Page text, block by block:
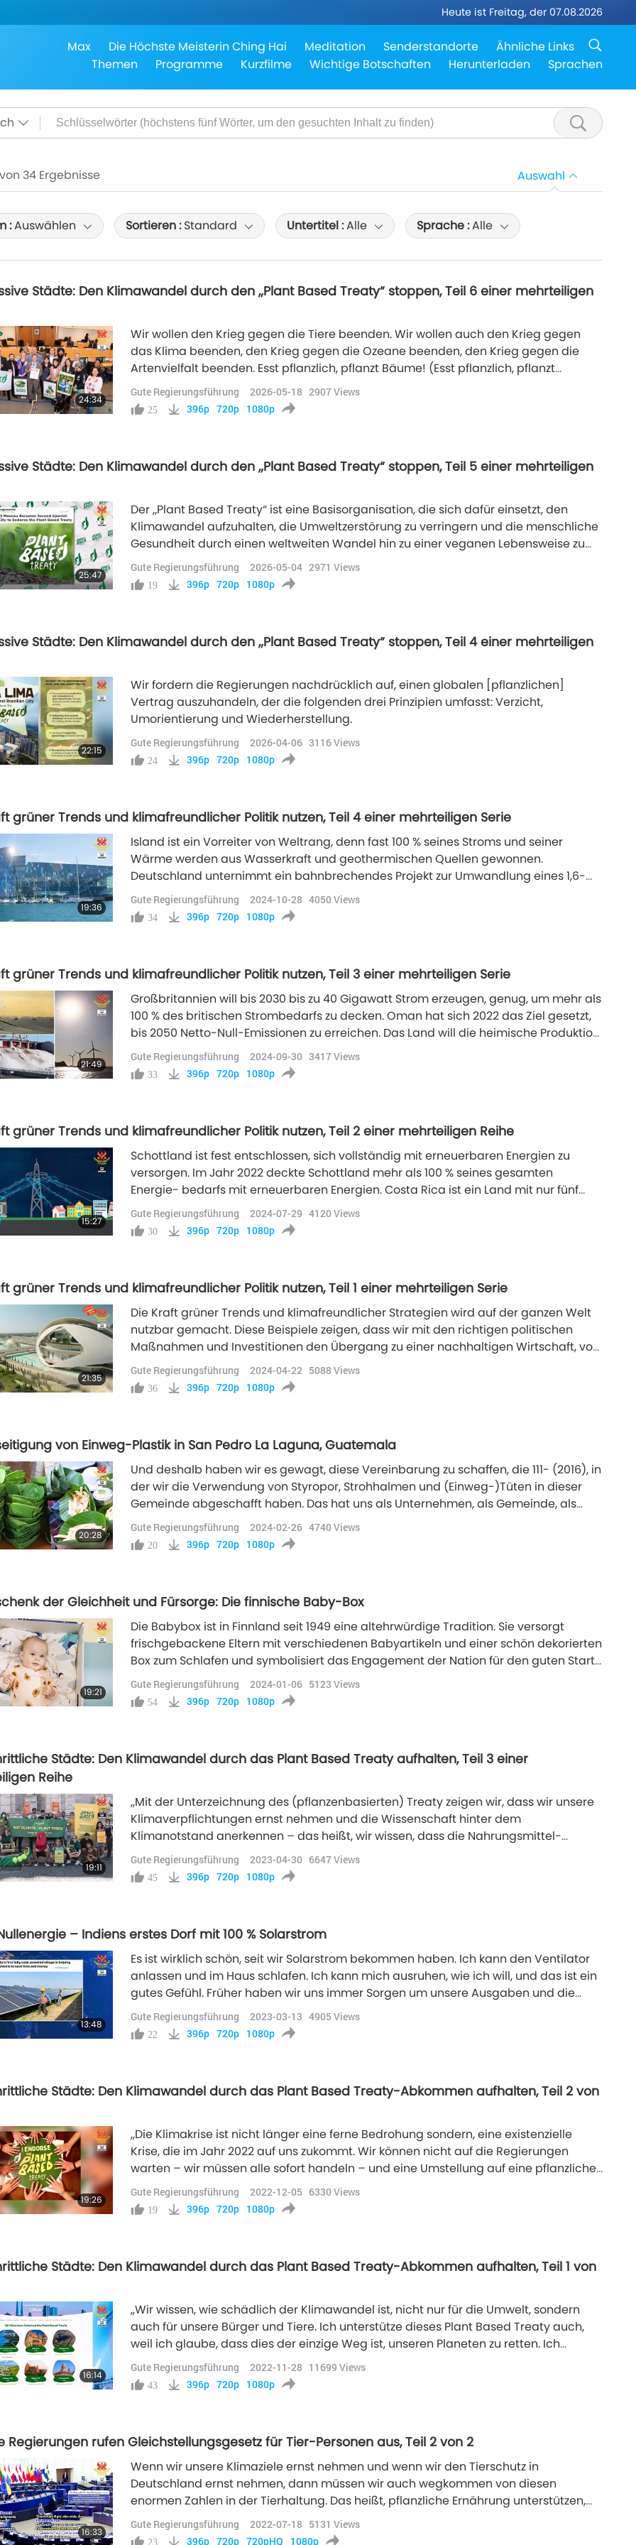
Heute ist Freitag, der 07.08.2026
Max Die Höchste Meisterin Ching Hai Meditation Senderstandorte
Ähnliche Links
Themen
Programme Kurzfilme Wichtige Botschaften Herunterladen Sprachen
34 Ergebnisse Auswahl
:Auswählen Sortieren :Standard Untertitel :Alle Sprache :Alle
Städte: Den Klimawandel durch den „Plant Based Treaty“ stoppen, Teil 6 einer mehrteiligen
24:34
Wir wollen den Krieg gegen die Tiere beenden. Wir wollen auch den Krieg gegen
das Klima beenden, den Krieg gegen die Ozeane beenden, den Krieg gegen die
Artenvielfalt beenden. Esst pflanzlich, pflanzt Bäume! (Esst pflanzlich, pflanzt
Bäume!) Unterstützt den „Plant-Based Treaty“! (Unterstützt den „Plant-Based
Treaty“!)
Gute Regierungsführung 2026-05-18 2907Views
25 396p 720p 1080p
Städte: Den Klimawandel durch den „Plant Based Treaty“ stoppen, Teil 5 einer mehrteiligen
25:47
Der „Plant Based Treaty“ ist eine Basisorganisation, die sich dafür einsetzt, den
Klimawandel aufzuhalten, die Umweltzerstörung zu verringern und die menschliche
Gesundheit durch einen weltweiten Wandel hin zu einer veganen Lebensweise zu
verbessern. Der „Plant Based Treaty“ mit dem Motto „Iss Pflanzen. pflanze Bäume.“
hat rasch internationale Unterstützung gewonnen und wird mittlerweile von viele
Gute Regierungsführung 2026-05-04 2971 Views
19 396p 720p 1080p
Städte: Den Klimawandel durch den „Plant Based Treaty“ stoppen, Teil 4 einer mehrteiligen
22:15
Wir fordern die Regierungen nachdrücklich auf, einen globalen [pflanzlichen]
Vertrag auszuhandeln, der die folgenden drei Prinzipien umfasst: Verzicht,
Umorientierung und Wiederherstellung.
Gute Regierungsführung 2026-04-06 3116Views
24 396p 720p 1080p
grüner Trends und klimafreundlicher Politik nutzen, Teil 4 einer mehrteiligen Serie
19:36
Island ist ein Vorreiter von Weltrang, denn fast 100 % seines Stroms und seiner
Wärme werden aus Wasserkraft und geothermischen Quellen gewonnen.
Deutschland unternimmt ein bahnbrechendes Projekt zur Umwandlung eines 1,6-
GW- Kohlekraftwerks in Norddeutschland in ein grünes Wasserstoffzentrum.
Gute Regierungsführung 2024-10-28 4050Views
34 396p 720p 1080p
grüner Trends und klimafreundlicher Politik nutzen, Teil 3 einer mehrteiligen Serie
21:49
Großbritannien will bis 2030 bis zu 40 Gigawatt Strom erzeugen, genug, um mehr als
100 % des britischen Strombedarfs zu decken. Oman hat sich 2022 das Ziel gesetzt,
bis 2050 Netto-Null-Emissionen zu erreichen. Das Land will die heimische Produktion
von Wasserstoff aus erneuerbarer Elektrizität erheblich steigern.
Gute Regierungsführung 2024-09-30 3417Views
33 396p 720p 1080p
grüner Trends und klimafreundlicher Politik nutzen, Teil 2 einer mehrteiligen Reihe
15:27
Schottland ist fest entschlossen, sich vollständig mit erneuerbaren Energien zu
versorgen. Im Jahr 2022 deckte Schottland mehr als 100 % seines gesamten
Energie- bedarfs mit erneuerbaren Energien. Costa Rica ist ein Land mit nur fünf
Millionen Einwohnern, aber es engagiert sich stark für die Umwelt und das
Wohlergehen seiner Bürger. Im Jahr 2022 produzierte es schon seit über acht Jahren
in Folge
Gute Regierungsführung 2024-07-29 4120Views
30 396p 720p 1080p
grüner Trends und klimafreundlicher Politik nutzen, Teil 1 einer mehrteiligen Serie
21:35
Die Kraft grüner Trends und klimafreundlicher Strategien wird auf der ganzen Welt
nutzbar gemacht. Diese Beispiele zeigen, dass wir mit den richtigen politischen
Maßnahmen und Investitionen den Übergang zu einer nachhaltigen Wirtschaft, von
der alle profitieren, schaffen können.
Gute Regierungsführung 2024-04-22 5088 Views
36 396p 720p 1080p
von Einweg-Plastik in San Pedro La Laguna, Guatemala
20:28
Und deshalb haben wir es gewagt, diese Vereinbarung zu schaffen, die 111- (2016), in
der wir die Verwendung von Styropor, Strohhalmen und (Einweg-)Tüten in dieser
Gemeinde abgeschafft haben. Das hat uns als Unternehmen, als Gemeinde, als
Team sehr zufriedengestellt.
Gute Regierungsführung 2024-02-26 4740Views
20 396p 720p 1080p
der Gleichheit und Fürsorge: Die finnische Baby-Box
19:21
Die Babybox ist in Finnland seit 1949 eine altehrwürdige Tradition. Sie versorgt
frischgebackene Eltern mit verschiedenen Babyartikeln und einer schön dekorierten
Box zum Schlafen und symbolisiert das Engagement der Nation für den guten Start
eines jeden Kindes ins Leben.
Gute Regierungsführung 2024-01-06 5123 Views
54 396p 720p 1080p
Städte: Den Klimawandel durch das Plant Based Treaty aufhalten, Teil 3 einer
Reihe
19:11
,,Mit der Unterzeichnung des (pflanzenbasierten) Treaty zeigen wir, dass wir unsere
Klimaverpflichtungen ernst nehmen und die Wissenschaft hinter dem
Klimanotstand anerkennen – das heißt, wir wissen, dass die Nahrungsmittel-
systeme die wesentlichen Treiber der Emissionen sind und dass pflanzliche
Lebensmittel ein Teil der Lösung zur Bekämpfung des Klimawandels sein müssen."
Gute Regierungsführung 2023-04-30 6647Views
45 396p 720p 1080p
– Indiens erstes Dorf mit 100 % Solarstrom
13:48
Es ist wirklich schön, seit wir Solarstrom bekommen haben. Ich kann den Ventilator
anlassen und im Haus schlafen. Ich kann mich ausruhen, wie ich will, und das ist ein
gutes Gefühl. Früher haben wir uns immer Sorgen um unsere Ausgaben und die
Stromrechnung gemacht, aber diese Anspannung ist jetzt vorbei.
Gute Regierungsführung 2023-03-13 4905 Views
22 396p 720p 1080p
Städte: Den Klimawandel durch das Plant Based Treaty-Abkommen aufhalten, Teil 2 von
19:26
,,Die Klimakrise ist nicht länger eine ferne Bedrohung sondern, eine existenzielle
Krise, die im Jahr 2022 auf uns zukommt. Wir können nicht auf die Regierungen
warten – wir müssen alle sofort handeln – und eine Umstellung auf eine pflanzliche
Ernährung ist das Wirkungs- vollste, was jeder Einzelne tun kann, um die ernste
Situation, mit der wir konfrontiert sind, zu bewältigen."
Gute Regierungsführung 2022-12-05 6330Views
19 396p 720p 1080p
Städte: Den Klimawandel durch das Plant Based Treaty-Abkommen aufhalten, Teil 1 von
16:14
,,Wir wissen, wie schädlich der Klimawandel ist, nicht nur für die Umwelt, sondern
auch für unsere Bürger und Tiere. Ich unterstütze dieses Plant Based Treaty auch,
weil ich glaube, dass dies der einzige Weg ist, unseren Planeten zu retten. Ich
glaube, dass wir unsere Ernährung und unsere Lebensweise ändern müssen".
Gute Regierungsführung 2022-11-28 11699 Views
43 396p 720p 1080p
Regierungen rufen Gleichstellungsgesetz für Tier-Personen aus, Teil 2 von 2
16:33
Wenn wir unsere Klimaziele ernst nehmen und wenn wir den Tierschutz in
Deutschland ernst nehmen, dann müssen wir auch wegkommen von diesen
enormen Zahlen in der Tierhaltung. Das heißt, pflanzliche Ernährung unterstützen,
das heißt, vegetarische und vegane Angebote unterstützen, und zwar auch
flächendeckend.
Gute Regierungsführung 2022-07-18 5131 Views
23 396p 720p 720pHQ 1080p